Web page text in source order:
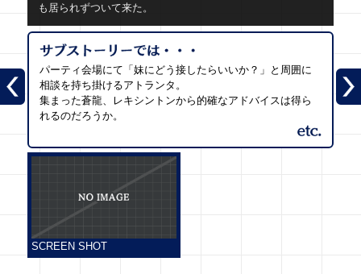
も居られずついて来た。
パーティ会場にて「妹にどう接したらいいか？」と周囲に
相談を持ち掛けるアトランタ。
集まった蒼龍、レキシントンから的確なアドバイスは得ら
れるのだろうか。
SCREEN SHOT